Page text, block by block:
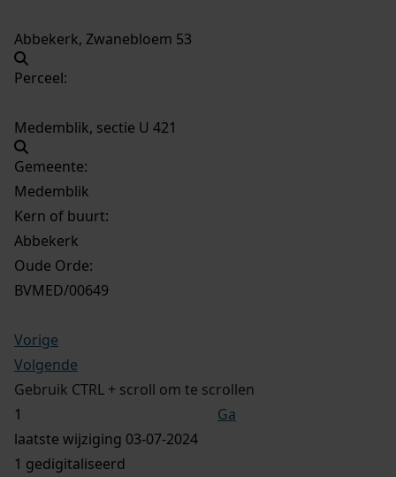
Abbekerk, Zwanebloem 53
Perceel:
Medemblik, sectie U 421
Gemeente:
Medemblik
Kern of buurt:
Abbekerk
Oude Orde:
BVMED/00649
Vorige
Volgende
Gebruik CTRL + scroll om te scrollen
Ga
laatste wijziging 03-07-2024
1 gedigitaliseerd